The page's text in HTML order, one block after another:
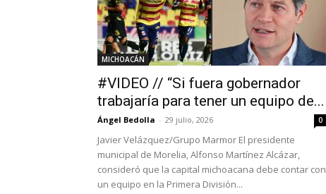
MICHOACÁN
#VIDEO // “Si fuera gobernador
trabajaría para tener un equipo de...
Ángel Bedolla - 29 julio, 2026 0
Javier Velázquez/Grupo Marmor El presidente
municipal de Morelia, Alfonso Martínez Alcázar,
consideró que la capital michoacana debe contar con
un equipo en la Primera División...